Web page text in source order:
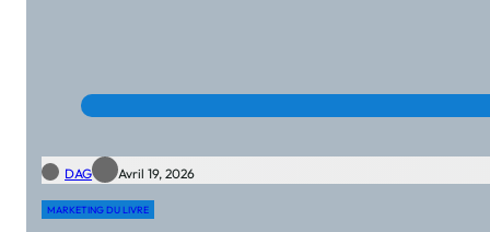
DAG Avril 19, 2026
MARKETING DU LIVRE